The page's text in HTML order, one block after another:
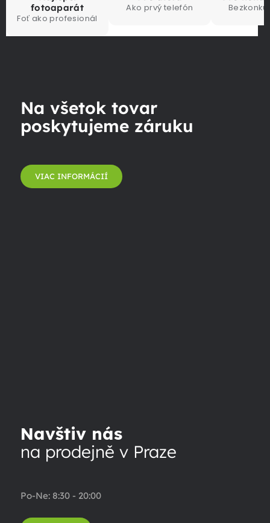
fotoaparát
Foť ako profesionál
Ako prvý telefón
Na všetok tovar
poskytujeme záruku
VIAC INFORMÁCIÍ
Navštiv nás
na prodejně v Praze
Po-Ne: 8:30 - 20:00